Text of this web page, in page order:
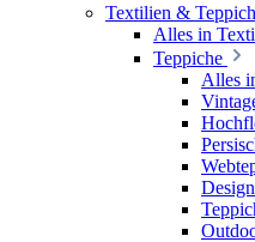
Textilien &
Alles in
Teppiche
Alles